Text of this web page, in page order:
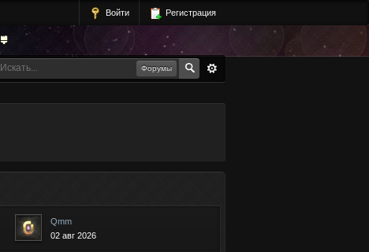
Войти Регистрация
Форумы
Qmm
02 авг 2026